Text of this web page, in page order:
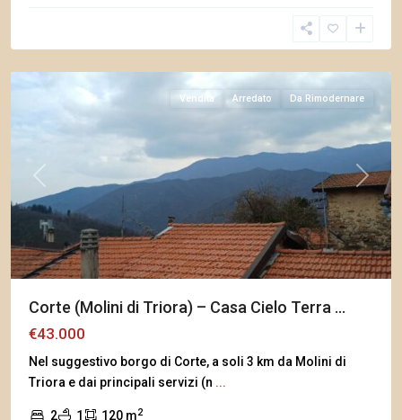
Triora
Previous Next
Vendita Arredato Da Rimodernare
Corte (Molini di Triora) – Casa Cielo Terra ...
€43.000
Nel suggestivo borgo di Corte, a soli 3 km da Molini di
Triora e dai principali servizi (n ...
2 1 120 m2